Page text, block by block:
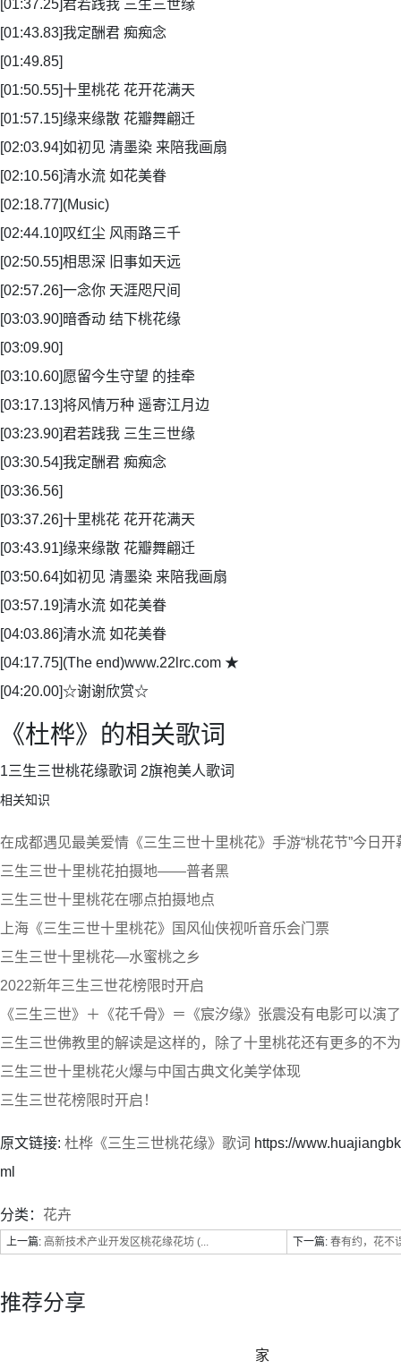
[01:37.25]君若践我 三生三世缘
[01:43.83]我定酬君 痴痴念
[01:49.85]
[01:50.55]十里桃花 花开花满天
[01:57.15]缘来缘散 花瓣舞翩迁
[02:03.94]如初见 清墨染 来陪我画扇
[02:10.56]清水流 如花美眷
[02:18.77](Music)
[02:44.10]叹红尘 风雨路三千
[02:50.55]相思深 旧事如天远
[02:57.26]一念你 天涯咫尺间
[03:03.90]暗香动 结下桃花缘
[03:09.90]
[03:10.60]愿留今生守望 的挂牵
[03:17.13]将风情万种 遥寄江月边
[03:23.90]君若践我 三生三世缘
[03:30.54]我定酬君 痴痴念
[03:36.56]
[03:37.26]十里桃花 花开花满天
[03:43.91]缘来缘散 花瓣舞翩迁
[03:50.64]如初见 清墨染 来陪我画扇
[03:57.19]清水流 如花美眷
[04:03.86]清水流 如花美眷
[04:17.75](The end)www.22lrc.com ★
[04:20.00]☆谢谢欣赏☆
《杜桦》的相关歌词
1三生三世桃花缘歌词 2旗袍美人歌词
相关知识
在成都遇见最美爱情《三生三世十里桃花》手游“桃花节”今日开
三生三世十里桃花拍摄地——普者黑
三生三世十里桃花在哪点拍摄地点
上海《三生三世十里桃花》国风仙侠视听音乐会门票
三生三世十里桃花—水蜜桃之乡
2022新年三生三世花榜限时开启
《三生三世》＋《花千骨》＝《宸汐缘》张震没有电影可以演
三生三世佛教里的解读是这样的，除了十里桃花还有更多的不
三生三世十里桃花火爆与中国古典文化美学体现
三生三世花榜限时开启！
原文链接: 杜桦《三生三世桃花缘》歌词 https://
ml
分类： 花卉
上一篇: 高新技术产业开发区桃花缘花坊 (... 下一篇: 春有约，花不
推荐分享
家